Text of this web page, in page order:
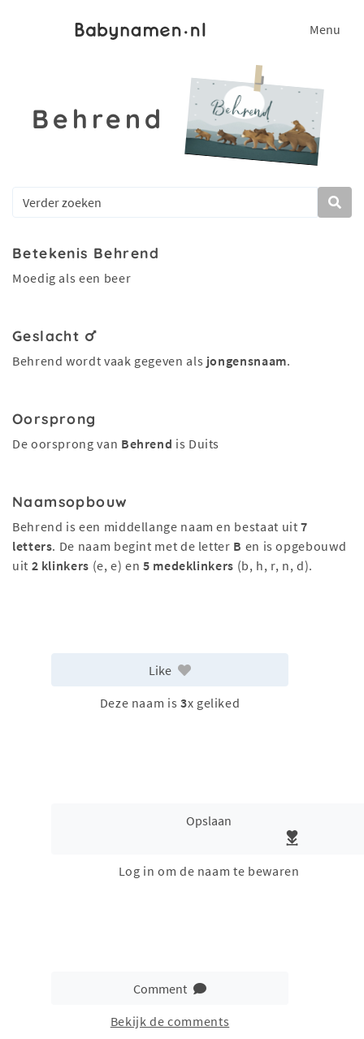
Menu
Behrend
Betekenis Behrend
Moedig als een beer
Geslacht
Behrend wordt vaak gegeven als jongensnaam.
Oorsprong
De oorsprong van Behrend is Duits
Naamsopbouw
Behrend is een middellange naam en bestaat uit7
letters. De naam begint met de letter B en is opgebouwd
uit 2 klinkers (e, e) en5 medeklinkers (b, h, r, n, d).
Like
Deze naam is 3x geliked
Opslaan
Log in om de naam te bewaren
Comment
Bekijk de comments